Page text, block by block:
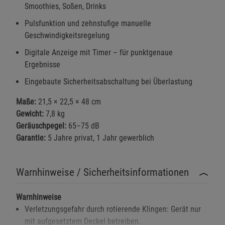
Smoothies, Soßen, Drinks
Pulsfunktion und zehnstufige manuelle
Geschwindigkeitsregelung
Digitale Anzeige mit Timer – für punktgenaue
Ergebnisse
Eingebaute Sicherheitsabschaltung bei Überlastung
Maße: 21,5 × 22,5 × 48 cm
Gewicht: 7,8 kg
Geräuschpegel: 65–75 dB
Garantie: 5 Jahre privat, 1 Jahr gewerblich
Warnhinweise / Sicherheitsinformationen
Warnhinweise
Verletzungsgefahr durch rotierende Klingen: Gerät nur
mit aufgesetztem Deckel betreiben.
Beschreibung Notwendige Cookies
Cookie-Informationenanzeigen
Funktionale Cookies (1)
Statistik Cookies (2)
Beschreibung Statistik Cookies
Beschreibung Marketing Cookies
Cookie-Informationenanzeigen